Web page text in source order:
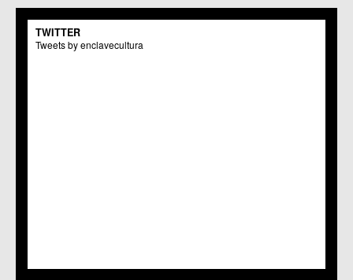
C.M. El Carmen
Centros Culturales
C.C. Puertas de Castilla
C.C. Zarandona
TWITTER
Tweets by enclavecultura